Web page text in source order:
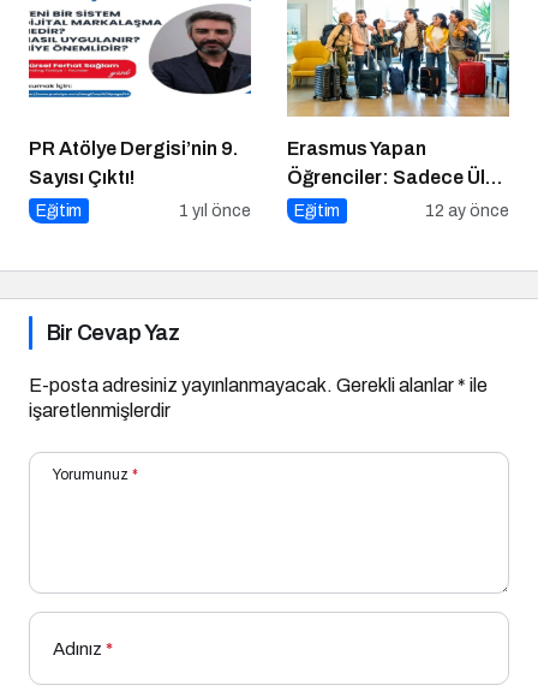
PR Atölye Dergisi’nin 9.
Sayısı Çıktı!
Eğitim 1 yıl önce
Erasmus Yapan
Öğrenciler: Sadece Ülke
Değil, Bakış Açısı da
Eğitim 12 ay önce
Bir Cevap Yaz
E-posta adresiniz yayınlanmayacak. Gerekli alanlar* ile
işaretlenmişlerdir
Yorumunuz *
Adınız *